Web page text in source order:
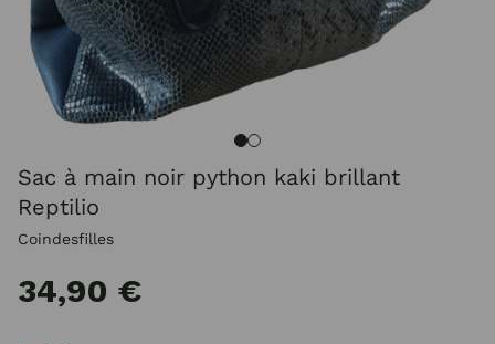
Sac à main noir python kaki brillant
Reptilio
Coindesfilles
34,90 €